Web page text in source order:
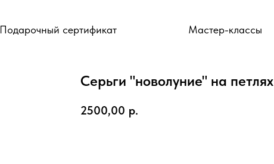
Подарочный сертификат Мастер-классы
Серьги "новолуние" на петлях
2500,00 р.